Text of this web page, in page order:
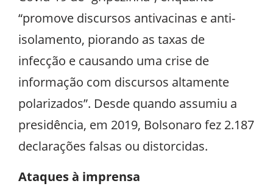
“promove discursos antivacinas e anti-
isolamento, piorando as taxas de
infecção e causando uma crise de
informação com discursos altamente
polarizados”. Desde quando assumiu a
presidência, em 2019, Bolsonaro fez 2.187
declarações falsas ou distorcidas.
Ataques à imprensa